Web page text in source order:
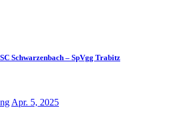
Schwarzenbach – SpVgg Trabitz
Apr. 5, 2025